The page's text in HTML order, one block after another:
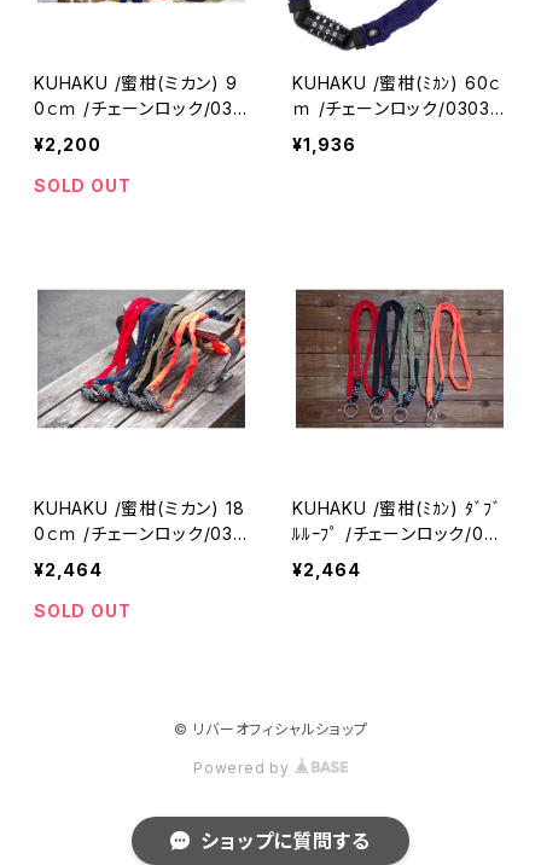
KUHAKU /蜜柑(ミカン) 9
0ｃｍ /チェーンロック/030
369-01(クウハク)
¥2,200
SOLD OUT
KUHAKU /蜜柑(ﾐｶﾝ) 60ｃ
ｍ /チェーンロック/03036
6-01(クウハク)
¥1,936
KUHAKU /蜜柑(ミカン) 18
0ｃｍ /チェーンロック/030
372-01(クウハク)
¥2,464
SOLD OUT
KUHAKU /蜜柑(ﾐｶﾝ) ﾀﾞﾌﾞ
ﾙﾙｰﾌﾟ /チェーンロック/030
377-01(クウハク)
¥2,464
© リバーオフィシャルショップ
Powered by
ショップに質問する